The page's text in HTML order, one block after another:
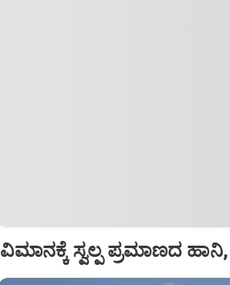
ವಿಮಾನಕ್ಕೆ ಸ್ವಲ್ಪ ಪ್ರಮಾಣದ